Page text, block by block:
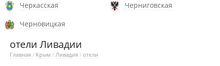
Черкасская
Черниговская
Черновицкая
отели Ливадии
Главная / Крым / Ливадия / отели